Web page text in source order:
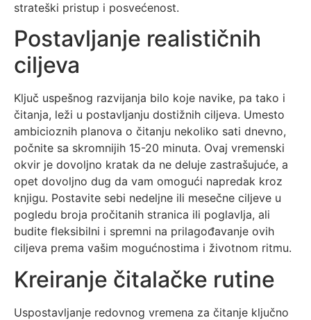
strateški pristup i posvećenost.
Postavljanje realističnih
ciljeva
Ključ uspešnog razvijanja bilo koje navike, pa tako i
čitanja, leži u postavljanju dostižnih ciljeva. Umesto
ambicioznih planova o čitanju nekoliko sati dnevno,
počnite sa skromnijih 15-20 minuta. Ovaj vremenski
okvir je dovoljno kratak da ne deluje zastrašujuće, a
opet dovoljno dug da vam omogući napredak kroz
knjigu. Postavite sebi nedeljne ili mesečne ciljeve u
pogledu broja pročitanih stranica ili poglavlja, ali
budite fleksibilni i spremni na prilagođavanje ovih
ciljeva prema vašim mogućnostima i životnom ritmu.
Kreiranje čitalačke rutine
Uspostavljanje redovnog vremena za čitanje ključno